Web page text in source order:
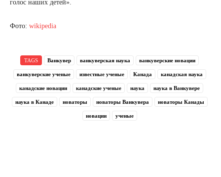
голос наших детей».
Фото: wikipedia
TAGS Ванкувер ванкуверская наука ванкуверские новации
ванкуверские ученые известные ученые Канада канадская наука
канадские новации канадские ученые наука наука в Ванкувере
наука в Канаде новаторы новаторы Ванкувера новаторы Канады
новации ученые